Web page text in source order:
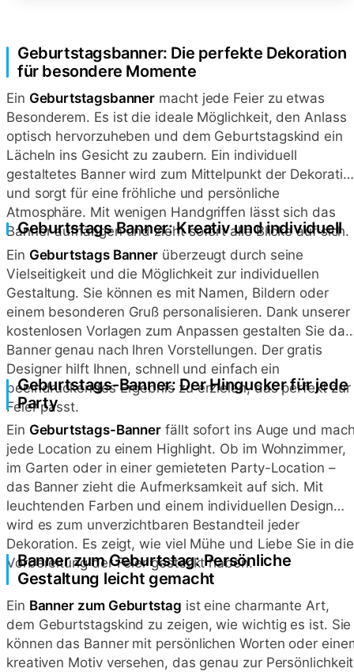
Geburtstagsbanner: Die perfekte Dekoration
für besondere Momente
Ein Geburtstagsbanner macht jede Feier zu etwas
Besonderem. Es ist die ideale Möglichkeit, den Anlass
optisch hervorzuheben und dem Geburtstagskind ein
Lächeln ins Gesicht zu zaubern. Ein individuell
gestaltetes Banner wird zum Mittelpunkt der
und sorgt für eine fröhliche und persönliche
Atmosphäre. Mit wenigen Handgriffen lässt sich das
Banner aufhängen und zieht sofort alle Blicke auf sich.
Geburtstags Banner: Kreativ und individuell
Ein Geburtstags Banner überzeugt durch seine
Vielseitigkeit und die Möglichkeit zur individuellen
Gestaltung. Sie können es mit Namen, Bildern oder
einem besonderen Gruß personalisieren. Dank unserer
kostenlosen Vorlagen zum Anpassen gestalten Sie das
Banner genau nach Ihren Vorstellungen. Der gratis
Designer hilft Ihnen, schnell und einfach ein
beeindruckendes Ergebnis zu erzielen, das perfekt zur
Feier passt.
Geburtstags-Banner: Der Hingucker für jede
Party
Ein Geburtstags-Banner fällt sofort ins Auge und
jede Location zu einem Highlight. Ob im Wohnzimmer,
im Garten oder in einer gemieteten Party-Location –
das Banner zieht die Aufmerksamkeit auf sich. Mit
leuchtenden Farben und einem individuellen Design
wird es zum unverzichtbaren Bestandteil jeder
Dekoration. Es zeigt, wie viel Mühe und Liebe Sie in die
Vorbereitung der Feier gesteckt haben.
Banner zum Geburtstag: Persönliche
Gestaltung leicht gemacht
Ein Banner zum Geburtstag ist eine charmante Art,
dem Geburtstagskind zu zeigen, wie wichtig es ist. Sie
können das Banner mit persönlichen Worten oder
kreativen Motiv versehen, das genau zur Persönlichkeit